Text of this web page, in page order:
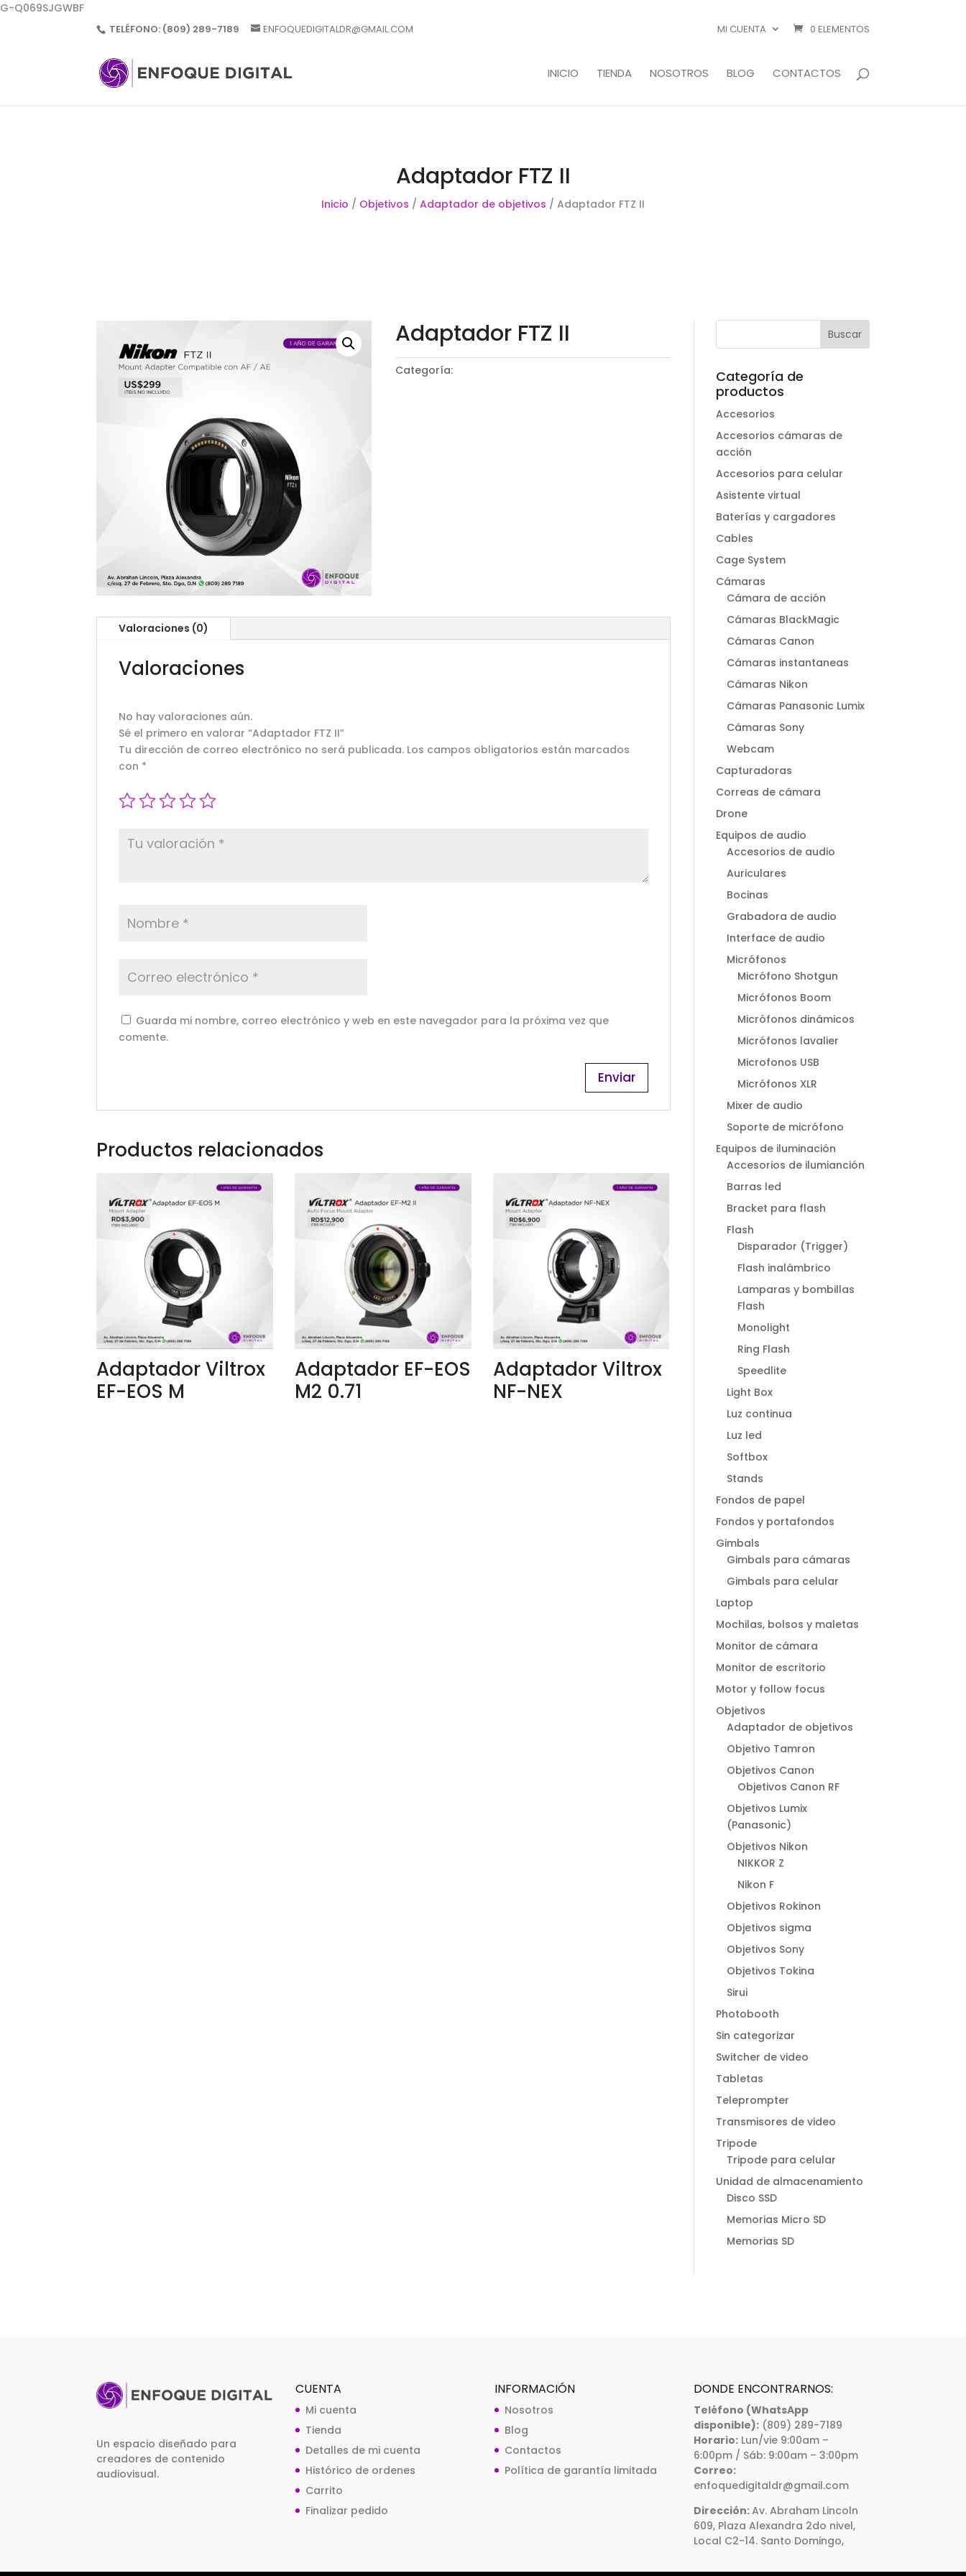
G-Q069SJGWBF
TELÉFONO: (809) 289-7189 ENFOQUEDIGITALDR@GMAIL.COM MI CUENTA 0 ELEMENTOS
INICIO TIENDA NOSOTROS BLOG CONTACTOS
Adaptador FTZ II
Inicio / Objetivos / Adaptador de objetivos / Adaptador FTZ II
Adaptador FTZ II
Categoría:
Valoraciones (0)
Valoraciones
No hay valoraciones aún.
Sé el primero en valorar “Adaptador FTZ II”
Tu dirección de correo electrónico no será publicada. Los campos obligatorios están marcados
con *
Guarda mi nombre, correo electrónico y web en este navegador para la próxima vez que
comente.
Productos relacionados
Adaptador Viltrox
EF-EOS M
Adaptador EF-EOS
M2 0.71
Adaptador Viltrox
NF-NEX
Categoría de
productos
Accesorios
Accesorios cámaras de
acción
Accesorios para celular
Asistente virtual
Baterías y cargadores
Cables
Cage System
Cámaras
Cámara de acción
Cámaras BlackMagic
Cámaras Canon
Cámaras instantaneas
Cámaras Nikon
Cámaras Panasonic Lumix
Cámaras Sony
Webcam
Capturadoras
Correas de cámara
Drone
Equipos de audio
Accesorios de audio
Auriculares
Bocinas
Grabadora de audio
Interface de audio
Micrófonos
Micrófono Shotgun
Micrófonos Boom
Micrófonos dinámicos
Micrófonos lavalier
Microfonos USB
Micrófonos XLR
Mixer de audio
Soporte de micrófono
Equipos de iluminación
Accesorios de ilumianción
Barras led
Bracket para flash
Flash
Disparador (Trigger)
Flash inalámbrico
Lamparas y bombillas
Flash
Monolight
Ring Flash
Speedlite
Light Box
Luz continua
Luz led
Softbox
Stands
Fondos de papel
Fondos y portafondos
Gimbals
Gimbals para cámaras
Gimbals para celular
Laptop
Mochilas, bolsos y maletas
Monitor de cámara
Monitor de escritorio
Motor y follow focus
Objetivos
Adaptador de objetivos
Objetivo Tamron
Objetivos Canon
Objetivos Canon RF
Objetivos Lumix
(Panasonic)
Objetivos Nikon
NIKKOR Z
Nikon F
Objetivos Rokinon
Objetivos sigma
Objetivos Sony
Objetivos Tokina
Sirui
Photobooth
Sin categorizar
Switcher de video
Tabletas
Teleprompter
Transmisores de video
Tripode
Tripode para celular
Unidad de almacenamiento
Disco SSD
Memorias Micro SD
Memorias SD
Un espacio diseñado para
creadores de contenido
audiovisual.
CUENTA
Mi cuenta
Tienda
Detalles de mi cuenta
Histórico de ordenes
Carrito
Finalizar pedido
INFORMACIÓN
Nosotros
Blog
Contactos
Política de garantía limitada
DONDE ENCONTRARNOS:
Teléfono (WhatsApp
disponible):(809) 289-7189
Horario:Lun/vie 9:00am –
6:00pm / Sáb: 9:00am – 3:00pm
Correo:
enfoquedigitaldr@gmail.com
Dirección:Av. Abraham Lincoln
609, Plaza Alexandra 2do nivel,
Local C2-14. Santo Domingo,